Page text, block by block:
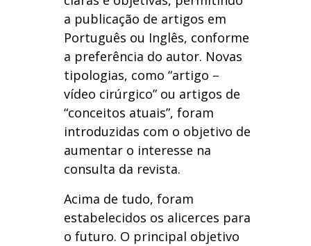
a publicação de artigos em
Português ou Inglês, conforme
a preferência do autor. Novas
tipologias, como “artigo –
vídeo cirúrgico” ou artigos de
“conceitos atuais”, foram
introduzidas com o objetivo de
aumentar o interesse na
consulta da revista.
Acima de tudo, foram
estabelecidos os alicerces para
o futuro. O principal objetivo